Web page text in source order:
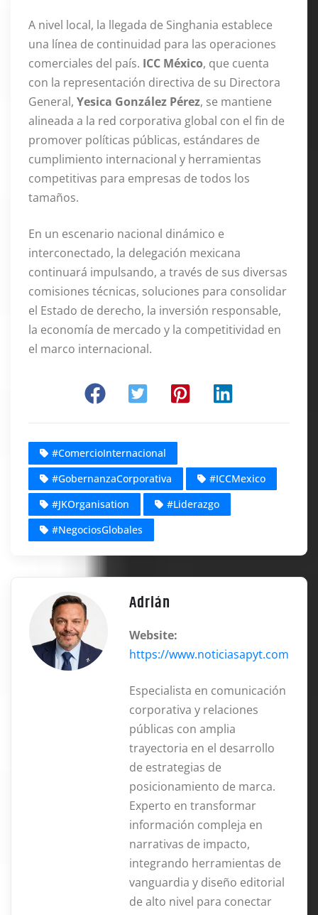
A nivel local, la llegada de Singhania establece
una línea de continuidad para las operaciones
comerciales del país. ICC México, que cuenta
con la representación directiva de su Directora
General, Yesica González Pérez, se mantiene
alineada a la red corporativa global con el fin de
promover políticas públicas, estándares de
cumplimiento internacional y herramientas
competitivas para empresas de todos los
tamaños.
En un escenario nacional dinámico e
interconectado, la delegación mexicana
continuará impulsando, a través de sus diversas
comisiones técnicas, soluciones para consolidar
el Estado de derecho, la inversión responsable,
la economía de mercado y la competitividad en
el marco internacional.
#ComercioInternacional
#GobernanzaCorporativa
#ICCMexico
#JKOrganisation
#Liderazgo
#NegociosGlobales
Adrián
Website:
https://www.noticiasapyt.com
Especialista en comunicación
corporativa y relaciones
públicas con amplia
trayectoria en el desarrollo
de estrategias de
posicionamiento de marca.
Experto en transformar
información compleja en
narrativas de impacto,
integrando herramientas de
vanguardia y diseño editorial
de alto nivel para conectar